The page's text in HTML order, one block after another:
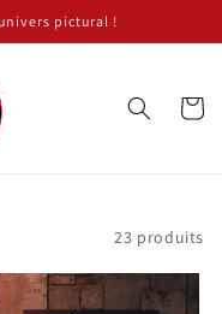
pictural !
Panier
23 produits